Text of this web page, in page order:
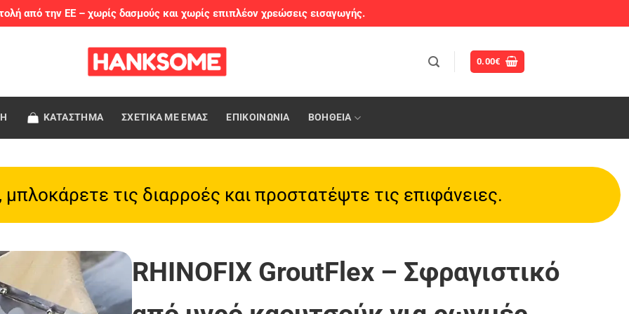
από την ΕΕ – χωρίς δασμούς και χωρίς επιπλέον χρεώσεις εισαγωγής.
0.00€
ΚΑΤΑΣΤΗΜΑ ΣΧΕΤΙΚΑ ΜΕ ΕΜΑΣ ΕΠΙΚΟΙΝΩΝΙΑ ΒΟΉΘΕΙΑ
τις διαρροές και προστατέψτε τις επιφάνειες.
RHINOFIX GroutFlex – Σφραγιστικό